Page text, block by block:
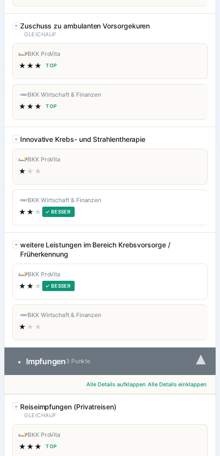
Zuschuss zu ambulanten Vorsorgekuren
GLEICHAUF
BKK ProVita
★★★ TOP
BKK Wirtschaft & Finanzen
★★★ TOP
Innovative Krebs- und Strahlentherapie
BKK ProVita
★ ★★
BKK Wirtschaft & Finanzen
★★ ★ ✓ BESSER
weitere Leistungen im Bereich Krebsvorsorge /
Früherkennung
BKK ProVita
★★ ★ ✓ BESSER
BKK Wirtschaft & Finanzen
★ ★★
• Impfungen3 Punkte ▾
Alle Details aufklappen Alle Details einklappen
Reiseimpfungen (Privatreisen)
GLEICHAUF
BKK ProVita
★★★ TOP